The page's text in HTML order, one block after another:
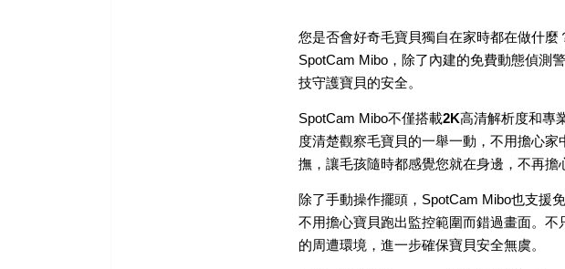
您是否會好奇毛寶貝獨自在家時都在做什
SpotCam Mibo，除了內建的免費動態偵測
技守護寶貝的安全。
SpotCam Mibo不僅搭載2K高清解析度和專
度清楚觀察毛寶貝的一舉一動，不用擔心
撫，讓毛孩隨時都感覺您就在身邊，不再擔
除了手動操作擺頭，SpotCam Mibo也支援
不用擔心寶貝跑出監控範圍而錯過畫面。不
的周遭環境，進一步確保寶貝安全無虞。